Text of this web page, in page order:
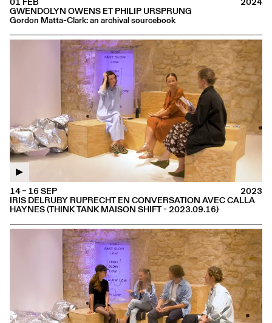
GWENDOLYN OWENS ET PHILIP URSPRUNG
Gordon Matta-Clark: an archival sourcebook
IRIS DELRUBY RUPRECHT EN CONVERSATION AVEC CALLA
HAYNES (THINK TANK MAISON SHIFT - 2023.09.16)
14 – 16 SEP 2023